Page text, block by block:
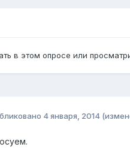
в этом опросе или
4 января, 2014